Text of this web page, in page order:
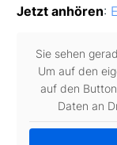
Jetzt anhören:
Sie sehen
Um auf den
auf den
Daten an